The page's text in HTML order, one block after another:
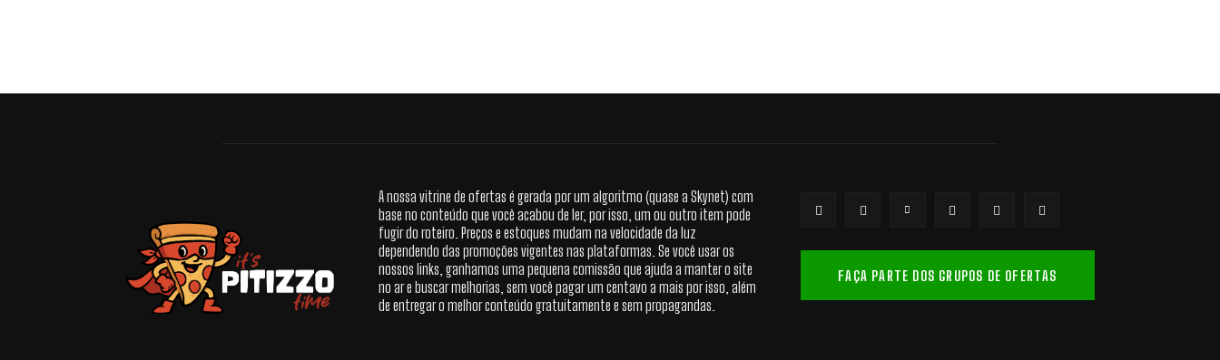
A nossa vitrine de ofertas é gerada por um algoritmo (quase a Skynet) com
base no conteúdo que você acabou de ler, por isso, um ou outro item pode
fugir do roteiro. Preços e estoques mudam na velocidade da luz
dependendo das promoções vigentes nas plataformas. Se você usar os
nossos links, ganhamos uma pequena comissão que ajuda a manter o site
no ar e buscar melhorias, sem você pagar um centavo a mais por isso, além
de entregar o melhor conteúdo gratuitamente e sem propagandas.
FAÇA PARTE DOS GRUPOS DE OFERTAS